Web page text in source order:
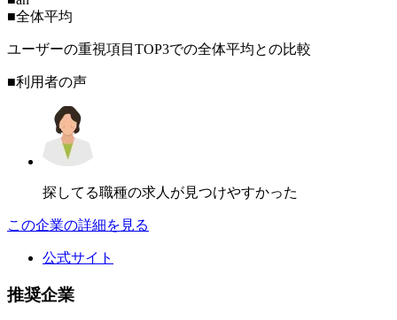
■全体平均
ユーザーの重視項目TOP3での全体平均との比較
■利用者の声
探してる職種の求人が見つけやすかった
この企業の詳細を見る
公式サイト
推奨企業